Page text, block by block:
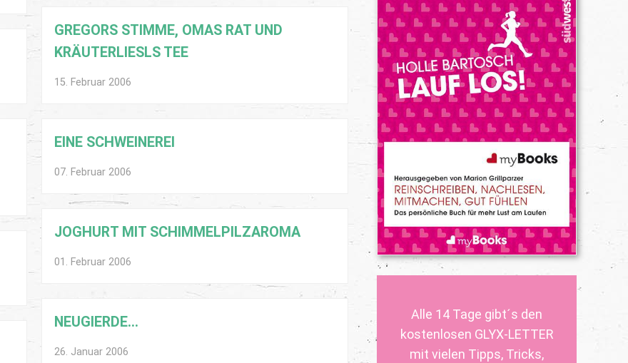
Alle 14 Tage gibt´s den
kostenlosen GLYX-LETTER
mit vielen Tipps, Tricks,
GREGORS STIMME, OMAS RAT UND
KRÄUTERLIESLS TEE
15. Februar 2006
EINE SCHWEINEREI
07. Februar 2006
JOGHURT MIT SCHIMMELPILZAROMA
01. Februar 2006
NEUGIERDE…
26. Januar 2006